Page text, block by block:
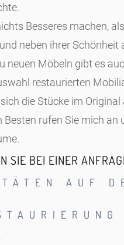
Besseres machen,
neben ihrer
neuen Möbeln gibt es
restaurierten
die Stücke im
rufen Sie mich an
SIE BEI EINER
AUF